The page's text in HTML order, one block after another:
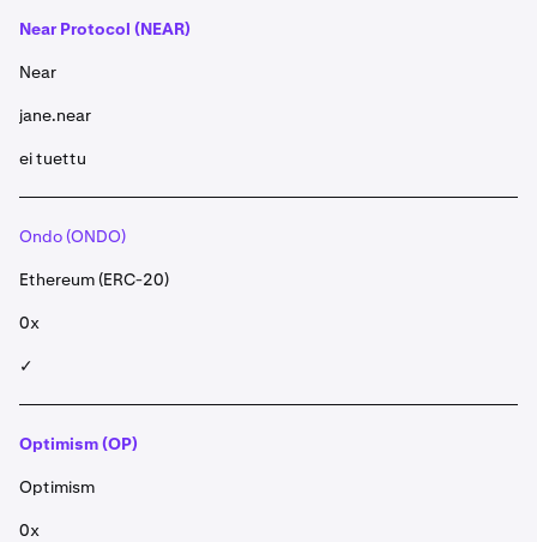
Near Protocol (NEAR)
Near
jane.near
ei tuettu
Ondo (ONDO)
Ethereum (ERC-20)
0x
✓
Optimism (OP)
Optimism
0x